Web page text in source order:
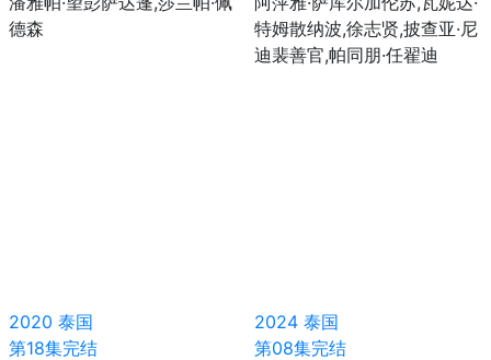
德森
特姆散纳波,徐志贤,披查亚·尼
迪裴善官,帕同朋·任翟迪
2020 泰国
第18集完结
2024 泰国
第08集完结